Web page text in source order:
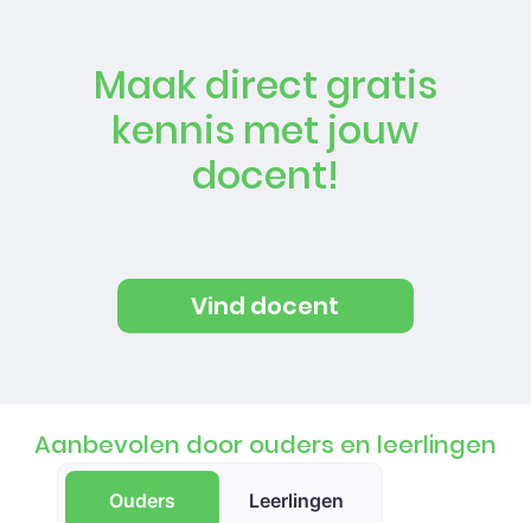
Maak direct gratis
kennis met jouw
docent!
Vind docent
Aanbevolen door ouders en leerlingen
Ouders Leerlingen